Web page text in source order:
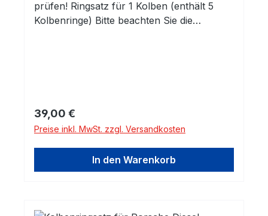
prüfen! Ringsatz für 1 Kolben (enthält 5
Kolbenringe) Bitte beachten Sie die
Regulärer Preis:
39,00 €
Preise inkl. MwSt. zzgl. Versandkosten
In den Warenkorb